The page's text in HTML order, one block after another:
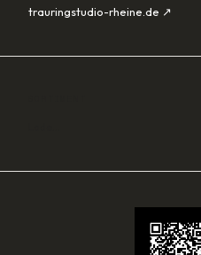
trauringstudio-rheine.de ↗